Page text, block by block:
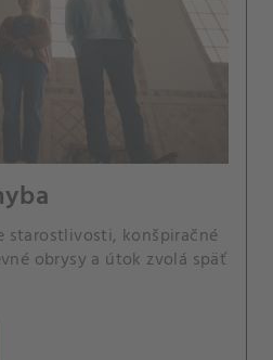
starostlivosti, konšpiračné
obrysy a útok zvolá späť